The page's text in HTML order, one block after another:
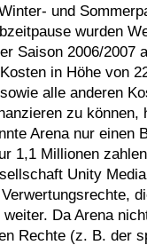
und
wurden
Saison 2006/
in Höhe von
alle anderen
zu
Arena nur einen
1,1 Millionen
Unity
Da Arena
Rechte (z. B. der